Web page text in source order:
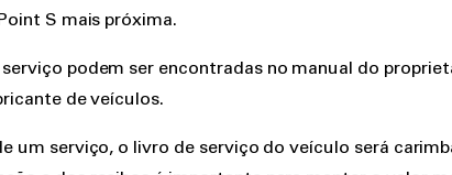
S mais próxima.
podem ser encontradas no manual do
de veículos.
um serviço, o livro de serviço do veículo será